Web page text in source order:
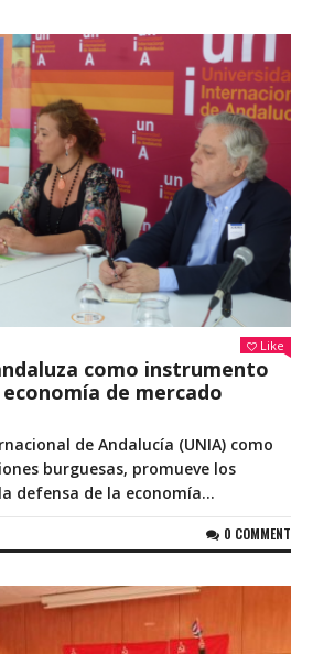
Like
como instrumento
de mercado
de Andalucía (UNIA) como
burguesas, promueve los
defensa de la economía...
0 COMMENT